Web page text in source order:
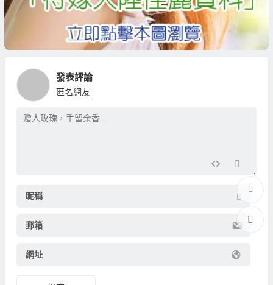
發表評論
匿名網友
昵稱
郵箱
網址